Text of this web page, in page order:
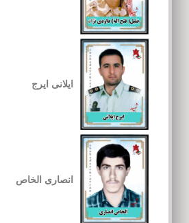
ایلانی ایرج
انصاری الخاص